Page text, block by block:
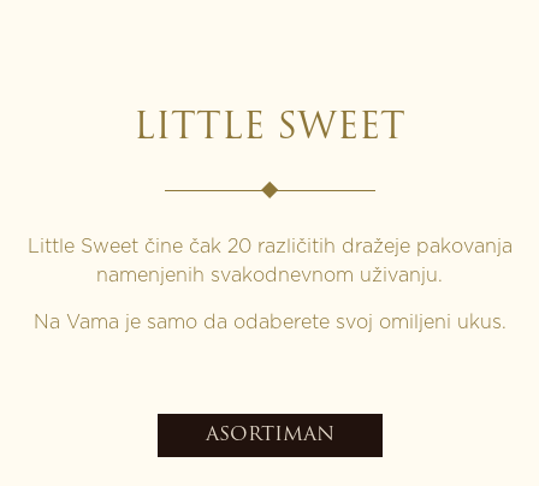
LITTLE SWEET
Little Sweet čine čak 20 različitih dražeje pakovanja
namenjenih svakodnevnom uživanju.
Na Vama je samo da odaberete svoj omiljeni ukus.
ASORTIMAN